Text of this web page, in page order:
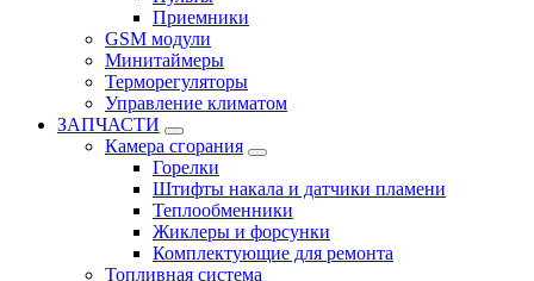
Приемники
GSM модули
Минитаймеры
Терморегуляторы
Управление климатом
ЗАПЧАСТИ
Камера сгорания
Горелки
Штифты накала и датчики пламени
Теплообменники
Жиклеры и форсунки
Комплектующие для ремонта
Топливная система